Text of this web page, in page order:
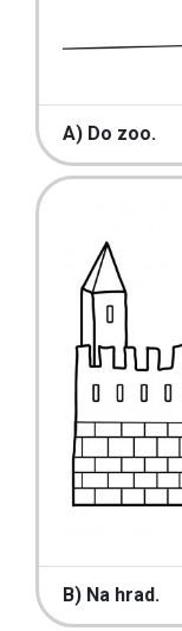
A) Do zoo.
B) Na hrad.